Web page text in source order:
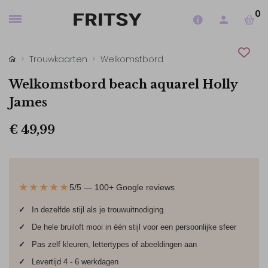
0
Trouwkaarten Welkomstbord
Welkomstbord beach aquarel Holly
James
€ 49,99
★★★★★5/5 — 100+ Google reviews
✓
In dezelfde stijl als je trouwuitnodiging
✓
De hele bruiloft mooi in één stijl voor een persoonlijke sfeer
✓
Pas zelf kleuren, lettertypes of abeeldingen aan
✓
Levertijd 4 - 6 werkdagen